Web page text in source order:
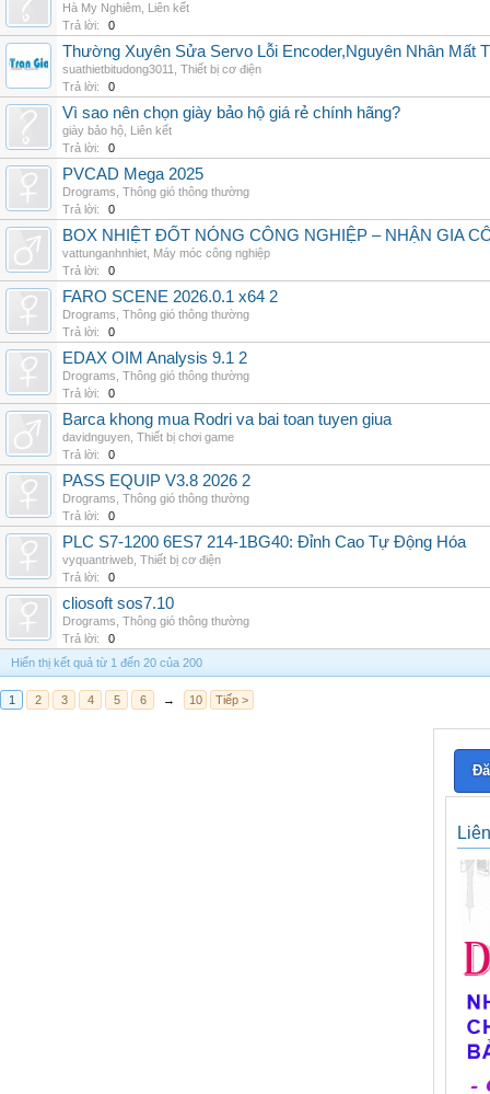
Hà My Nghiêm Liên kết
Trả lời:
0
Thường Xuyên Sửa Servo Lỗi Encoder,Nguyên Nhân Mất
suathietbitudong3011
Thiết bị cơ điện
Trả lời:
0
Vì sao nên chọn giày bảo hộ giá rẻ chính hãng?
giày bảo hộ Liên kết
Trả lời:
0
PVCAD Mega 2025
Drograms Thông gió thông thường
Trả lời:
0
BOX NHIỆT ĐỐT NÓNG CÔNG NGHIỆP – NHẬN GIA
vattunganhnhiet Máy móc công nghiệp
Trả lời:
0
FARO SCENE 2026.0.1 x64 2
Drograms Thông gió thông thường
Trả lời:
0
EDAX OIM Analysis 9.1 2
Drograms Thông gió thông thường
Trả lời:
0
Barca khong mua Rodri va bai toan tuyen giua
davidnguyen Thiết bị chơi game
Trả lời:
0
PASS EQUIP V3.8 2026 2
Drograms Thông gió thông thường
Trả lời:
0
PLC S7-1200 6ES7 214-1BG40: Đỉnh Cao Tự Động Hóa
vyquantriweb Thiết bị cơ điện
Trả lời:
0
cliosoft sos7.10
Drograms Thông gió thông thường
Trả lời:
0
Hiển thị kết quả từ 1 đến 20 của 200
1 2 3 4 5 6 → 10 Tiếp >